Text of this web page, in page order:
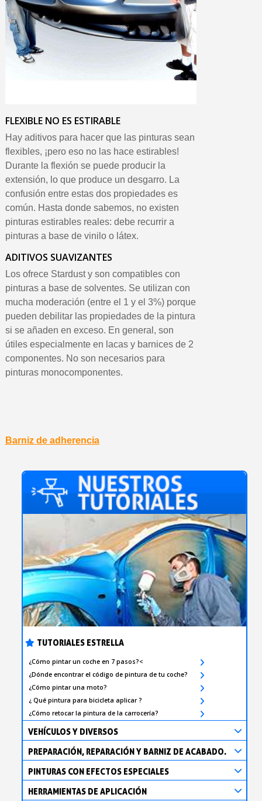
TUTORIALES ESTRELLA
¿Cómo pintar un coche en 7 pasos?<
¿Dónde encontrar el código de pintura de tu coche?
¿Cómo pintar una moto?
¿ Qué pintura para bicicleta aplicar ?
¿Cómo retocar la pintura de la carrocería?
VEHÍCULOS Y DIVERSOS
PREPARACIÓN, REPARACIÓN Y BARNIZ DE ACABADO.
PINTURAS CON EFECTOS ESPECIALES
HERRAMIENTAS DE APLICACIÓN
FLEXIBLE NO ES ESTIRABLE
Hay aditivos para hacer que las pinturas sean
flexibles, ¡pero eso no las hace estirables!
Durante la flexión se puede producir la
extensión, lo que produce un desgarro. La
confusión entre estas dos propiedades es
común. Hasta donde sabemos, no existen
pinturas estirables reales: debe recurrir a
pinturas a base de vinilo o látex.
ADITIVOS SUAVIZANTES
Los ofrece Stardust y son compatibles con
pinturas a base de solventes. Se utilizan con
mucha moderación (entre el 1 y el 3%) porque
pueden debilitar las propiedades de la pintura
si se añaden en exceso. En general, son
útiles especialmente en lacas y barnices de 2
componentes. No son necesarios para
pinturas monocomponentes.
Barniz de adherencia